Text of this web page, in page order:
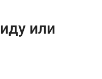
или